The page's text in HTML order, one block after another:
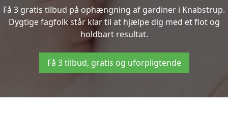
Få 3 gratis tilbud på ophængning af gardiner i Knabstrup.
Dygtige fagfolk står klar til at hjælpe dig med et flot og
holdbart resultat.
Få 3 tilbud, gratis og uforpligtende